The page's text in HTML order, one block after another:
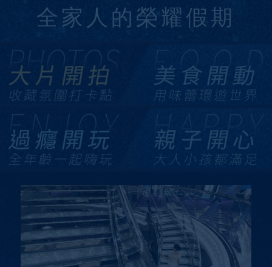
全家人的榮耀假期